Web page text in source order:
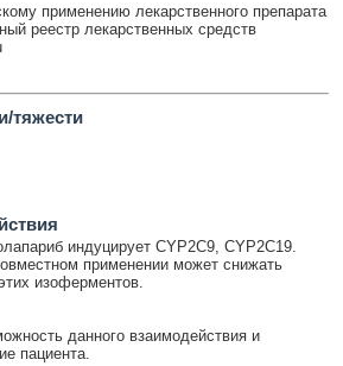
применению лекарственного препарата
реестр лекарственных средств
тяжести
индуцирует CYP2C9, CYP2C19.
применении может снижать
изоферментов.
данного взаимодействия и
пациента.